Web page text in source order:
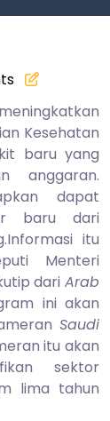
Kesehatan
baru yang
anggaran.
dapat
baru dari
itu
Menteri
dari Arab
ini akan
Saudi
itu akan
sektor
lima tahun